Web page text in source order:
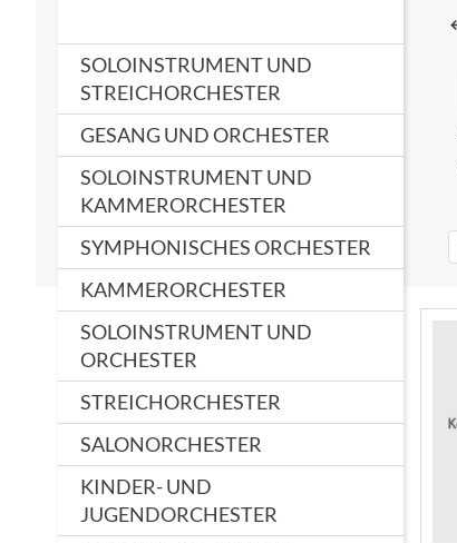
SOLOINSTRUMENT UND
STREICHORCHESTER
GESANG UND ORCHESTER
SOLOINSTRUMENT UND
KAMMERORCHESTER
SYMPHONISCHES ORCHESTER
KAMMERORCHESTER
SOLOINSTRUMENT UND
ORCHESTER
STREICHORCHESTER
SALONORCHESTER
KINDER- UND
JUGENDORCHESTER